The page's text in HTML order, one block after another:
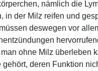
nämlich die
in der Milz reifen und
deswegen vor
ohne Milz überleben
gehört, deren Funktion